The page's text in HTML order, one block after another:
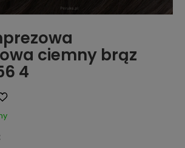
ciemny brąz
4